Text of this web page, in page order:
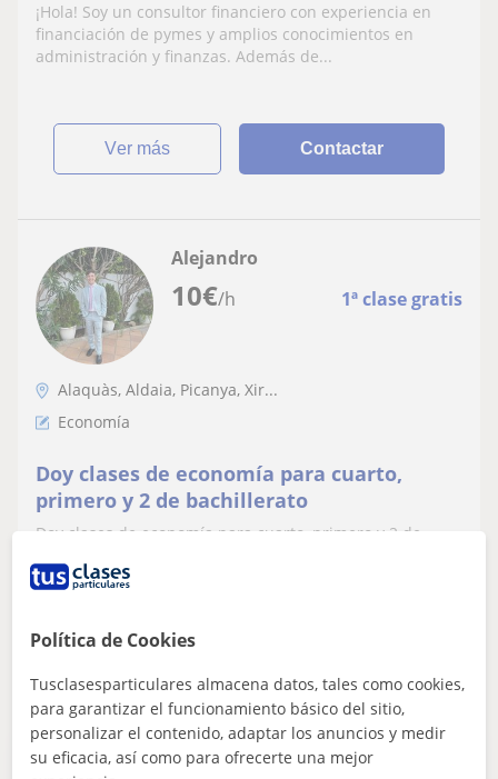
¡Hola! Soy un consultor financiero con experiencia en
financiación de pymes y amplios conocimientos en
administración y finanzas. Además de...
ver más Contactar
10€/h 1ª clase gratis
Alejandro
Alaquàs, Aldaia, Picanya, Xir...
Economía
Doy clases de economía para cuarto,
primero y 2 de bachillerato
Doy clases de economía para cuarto, primero y 2 de
ver más
Publica un anuncio
Política de Cookies
Tusclasesparticulares almacena datos, tales como cookies,
para garantizar el funcionamiento básico del sitio,
personalizar el contenido, adaptar los anuncios y medir
su eficacia, así como para ofrecerte una mejor